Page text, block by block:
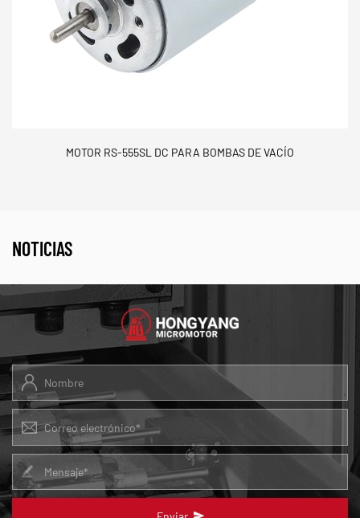
MOTOR RS-555SL DC PARA BOMBAS DE VACÍO
NOTICIAS